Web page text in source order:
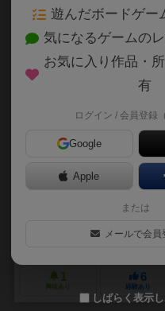
マレ
Napoleon in
120分前後
SPIの名作ナポレオンシリーズ
1975年にSPI社から発売され
ションウォーゲームのQuadori
ト）のひとつ。 ...
SPI(Simulation Publication
1
興味あり
6
経験あり
遊んだボードゲー
気になるゲームの
お気に入り作品・
有
ログイン / 会員登録
Google
Apple
または
メールで会員
しばらく表示